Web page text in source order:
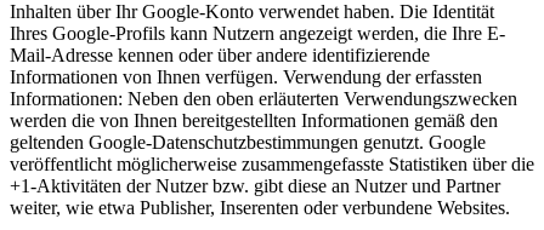
Inhalten über Ihr Google-Konto verwendet haben. Die Identität
Ihres Google-Profils kann Nutzern angezeigt werden, die Ihre E-
Mail-Adresse kennen oder über andere identifizierende
Informationen von Ihnen verfügen. Verwendung der erfassten
Informationen: Neben den oben erläuterten Verwendungszwecken
werden die von Ihnen bereitgestellten Informationen gemäß den
geltenden Google-Datenschutzbestimmungen genutzt. Google
veröffentlicht möglicherweise zusammengefasste Statistiken über die
+1-Aktivitäten der Nutzer bzw. gibt diese an Nutzer und Partner
weiter, wie etwa Publisher, Inserenten oder verbundene Websites.